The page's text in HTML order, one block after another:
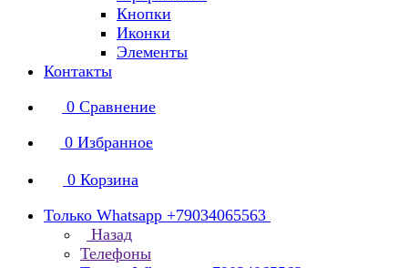
Кнопки
Иконки
Элементы
Контакты
0 Сравнение
0 Избранное
0 Корзина
Только Whatsapp +79034065563
Назад
Телефоны